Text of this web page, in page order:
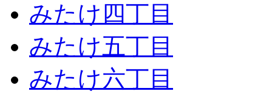
みたけ四丁目
みたけ五丁目
みたけ六丁目